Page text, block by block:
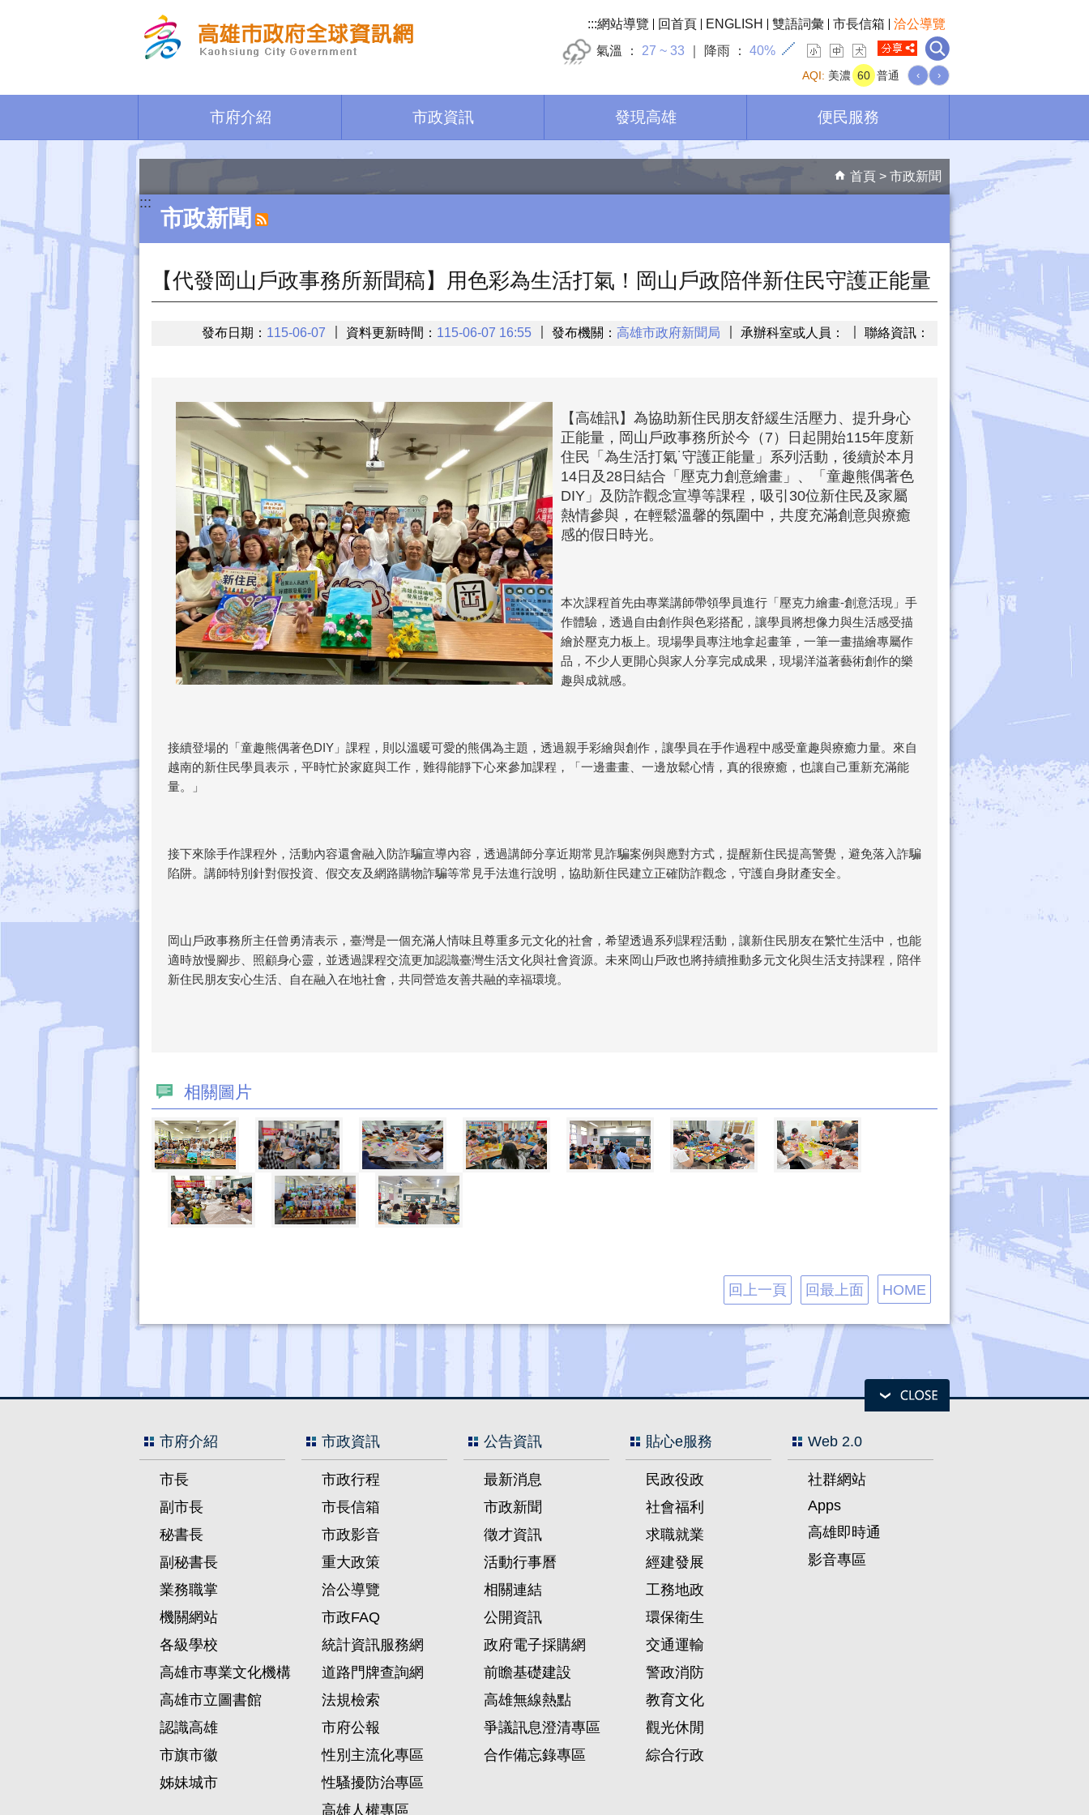
:::網站導覽 回首頁 ENGLISH 雙語詞彙 市長信箱
洽公導覽
氣溫
27 ~ 33 降雨 40%
AQI: 美濃 60 普通 ‹ ›
市府介紹 市政資訊 發現高雄 便民服務
:::
首頁 市政新聞
市政新聞
【代發岡山戶政事務所新聞稿】用色彩為生活打氣！岡山戶政陪伴新住民守護正能量
發布日期： 115-06-07 資料更新時間： 115-06-07 16:55 發布機關： 高雄市政府新聞局 承辦科室或人員： 聯絡資訊：
【高雄訊】為協助新住民朋友舒緩生活壓力、提升身心
正能量，岡山戶政事務所於今（7）日起開始115年度新
住民「為生活打氣˙守護正能量」系列活動，後續於本月
14日及28日結合「壓克力創意繪畫」、「童趣熊偶著色
DIY」及防詐觀念宣導等課程，吸引30位新住民及家屬
熱情參與，在輕鬆溫馨的氛圍中，共度充滿創意與療癒
感的假日時光。
本次課程首先由專業講師帶領學員進行「壓克力繪畫-創意活現」手
作體驗，透過自由創作與色彩搭配，讓學員將想像力與生活感受描
繪於壓克力板上。現場學員專注地拿起畫筆，一筆一畫描繪專屬作
品，不少人更開心與家人分享完成成果，現場洋溢著藝術創作的樂
趣與成就感。
接續登場的「童趣熊偶著色DIY」課程，則以溫暖可愛的熊偶為主題，透過親手彩繪與創作，讓學員在手作過程中感受童趣與療癒力量。來自
越南的新住民學員表示，平時忙於家庭與工作，難得能靜下心來參加課程，「一邊畫畫、一邊放鬆心情，真的很療癒，也讓自己重新充滿能
量。」
接下來除手作課程外，活動內容還會融入防詐騙宣導內容，透過講師分享近期常見詐騙案例與應對方式，提醒新住民提高警覺，避免落入詐騙
陷阱。講師特別針對假投資、假交友及網路購物詐騙等常見手法進行說明，協助新住民建立正確防詐觀念，守護自身財產安全。
岡山戶政事務所主任曾勇清表示，臺灣是一個充滿人情味且尊重多元文化的社會，希望透過系列課程活動，讓新住民朋友在繁忙生活中，也能
適時放慢腳步、照顧身心靈，並透過課程交流更加認識臺灣生活文化與社會資源。未來岡山戶政也將持續推動多元文化與生活支持課程，陪伴
新住民朋友安心生活、自在融入在地社會，共同營造友善共融的幸福環境。
相關圖片
回上一頁 回最上面 HOME
市府介紹
市長
副市長
秘書長
副秘書長
業務職掌
機關網站
各級學校
高雄市專業文化機構
高雄市立圖書館
認識高雄
市旗市徽
姊妹城市
市政資訊
市政行程
市長信箱
市政影音
重大政策
洽公導覽
市政FAQ
統計資訊服務網
道路門牌查詢網
法規檢索
市府公報
性別主流化專區
性騷擾防治專區
高雄人權專區
公告資訊
最新消息
市政新聞
徵才資訊
活動行事曆
相關連結
公開資訊
政府電子採購網
前瞻基礎建設
高雄無線熱點
爭議訊息澄清專區
合作備忘錄專區
貼心e服務
民政役政
社會福利
求職就業
經建發展
工務地政
環保衛生
交通運輸
警政消防
教育文化
觀光休閒
綜合行政
Web 2.0
社群網站
Apps
高雄即時通
影音專區